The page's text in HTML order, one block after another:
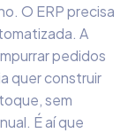
O ERP precisa
A
pedidos
quer construir
sem
É aí que